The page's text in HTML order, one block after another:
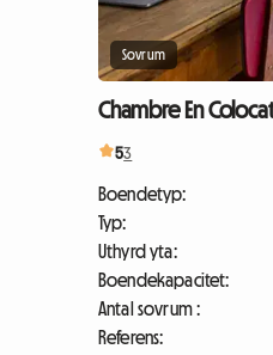
Sovrum
Chambre En
53
Boendetyp:
Typ:
Uthyrd yta:
Boendekapacitet:
Antal sovrum :
Referens: